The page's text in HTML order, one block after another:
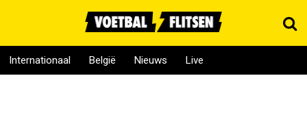
Internationaal België Nieuws Live